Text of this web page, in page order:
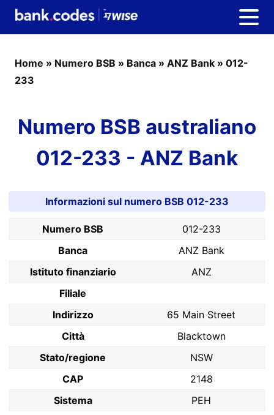
Home » Numero BSB » Banca » ANZ Bank » 012-
233
Numero BSB australiano
012-233 - ANZ Bank
Informazioni sul numero BSB 012-233
Numero BSB
012-233
Banca
ANZ Bank
Istituto finanziario
ANZ
Filiale
Indirizzo
65 Main Street
Città
Blacktown
Stato/regione
NSW
CAP
2148
Sistema
PEH